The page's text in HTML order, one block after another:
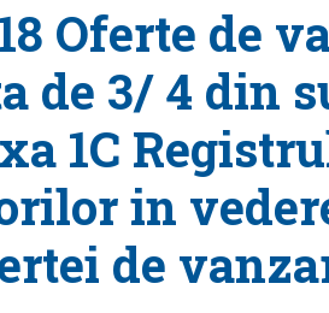
Oferte de
3/ 4 din
1C
in
de